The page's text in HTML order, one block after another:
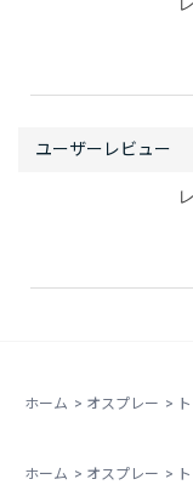
ホーム > オスプレー >
ホーム > オスプレー >